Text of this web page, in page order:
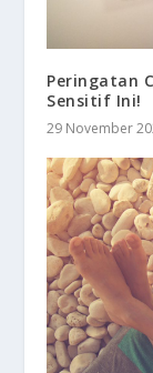
Peringatan
Sensitif Ini!
29 November